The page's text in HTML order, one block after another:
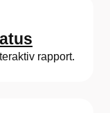
rapport.